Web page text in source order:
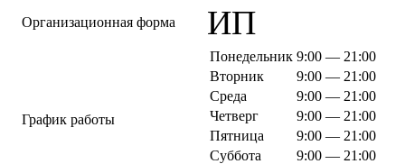
Организационная форма ИП
График работы
Понедельник 9:00 — 21:00
Вторник
9:00 — 21:00
Среда
9:00 — 21:00
Четверг
9:00 — 21:00
Пятница
9:00 — 21:00
Суббота
9:00 — 21:00